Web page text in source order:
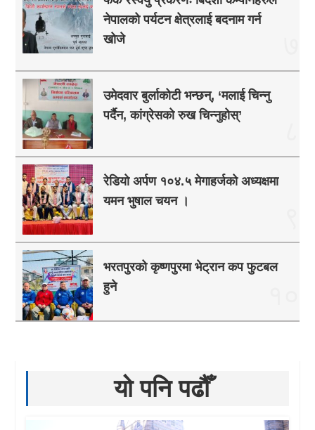
नेपालको पर्यटन क्षेत्रलाई बदनाम गर्न
खोजे
उमेदवार बुर्लाकोटी भन्छन्, ‘मलाई चिन्नु
पर्दैन, कांग्रेसको रुख चिन्नुहोस्’
रेडियो अर्पण १०४.५ मेगाहर्जको अध्यक्षमा
यमन भुषाल चयन ।
भरतपुरको कृष्णपुरमा भेट्रान कप फुटबल
हुने
यो पनि पढौँ